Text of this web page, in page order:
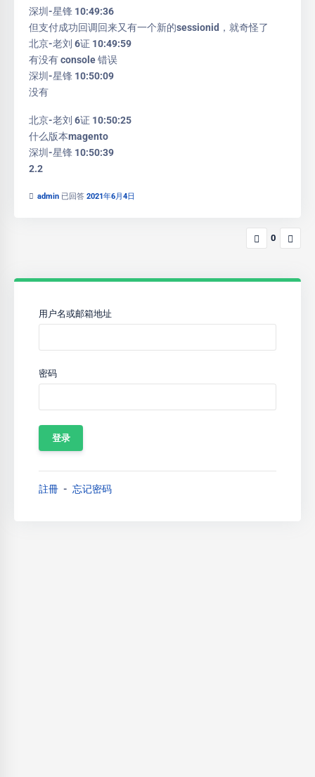
深圳-星锋 10:49:36
但支付成功回调回来又有一个新的sessionid，就奇怪了
北京-老刘 6证 10:49:59
有没有 console 错误
深圳-星锋 10:50:09
没有
北京-老刘 6证 10:50:25
什么版本magento
深圳-星锋 10:50:39
2.2
admin 已回答 2021年6月4日
0
用户名或邮箱地址
密码
註冊 忘记密码